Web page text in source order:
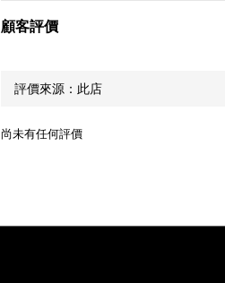
顧客評價
尚未有任何評價